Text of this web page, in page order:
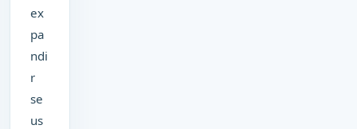
ex
pa
ndi
r
se
us